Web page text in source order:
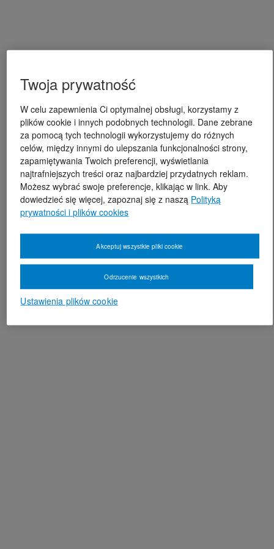
Twoja prywatność
W celu zapewnienia Ci optymalnej obsługi, korzystamy z
plików cookie i innych podobnych technologii. Dane zebrane
za pomocą tych technologii wykorzystujemy do różnych
celów, między innymi do ulepszania funkcjonalności strony,
zapamiętywania Twoich preferencji, wyświetlania
najtrafniejszych treści oraz najbardziej przydatnych reklam.
Możesz wybrać swoje preferencje, klikając w link. Aby
dowiedzieć się więcej, zapoznaj się z naszą Polityką
prywatności i plików cookies
Ustawienia plików cookie
Odrzucenie wszystkich
Akceptuj wszystkie pliki cookie